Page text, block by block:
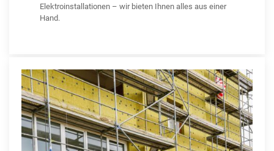
Elektroinstallationen – wir bieten Ihnen alles aus einer
Hand.